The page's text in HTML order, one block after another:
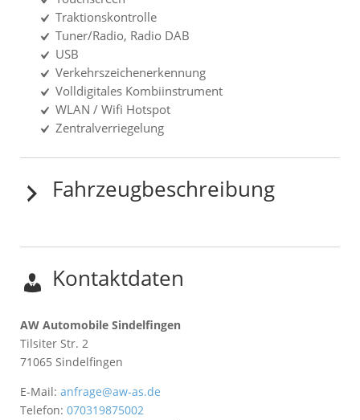
Traktionskontrolle
Tuner/Radio, Radio DAB
USB
Verkehrszeichenerkennung
Volldigitales Kombiinstrument
WLAN / Wifi Hotspot
Zentralverriegelung
Fahrzeugbeschreibung
Kontaktdaten
AW Automobile Sindelfingen
Tilsiter Str. 2
71065 Sindelfingen
E-Mail: anfrage@aw-as.de
Telefon: 070319875002